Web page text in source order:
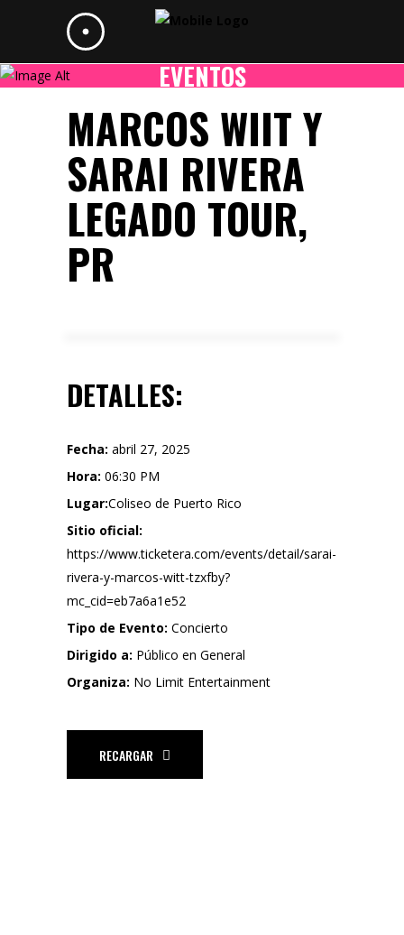
EVENTOS
MARCOS WIIT Y
SARAI RIVERA
LEGADO TOUR,
PR
DETALLES:
Fecha: abril 27, 2025
Hora: 06:30 PM
Lugar:Coliseo de Puerto Rico
Sitio oficial:
https://www.ticketera.com/events/detail/sarai-
rivera-y-marcos-witt-tzxfby?
mc_cid=eb7a6a1e52
Tipo de Evento: Concierto
Dirigido a: Público en General
Organiza: No Limit Entertainment
RECARGAR